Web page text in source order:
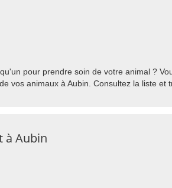
pour prendre soin de votre animal ?
vos animaux à Aubin. Consultez la liste
à Aubin